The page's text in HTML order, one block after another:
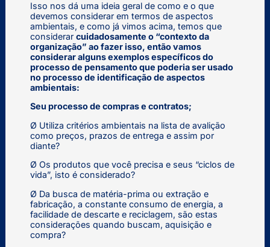
Isso nos dá uma ideia geral de como e o que
devemos considerar em termos de aspectos
ambientais, e como já vimos acima, temos que
considerar cuidadosamente o “contexto da
organização” ao fazer isso, então vamos
considerar alguns exemplos específicos do
processo de pensamento que poderia ser usado
no processo de identificação de aspectos
ambientais:
Seu processo de compras e contratos;
Ø Utiliza critérios ambientais na lista de avalição
como preços, prazos de entrega e assim por
diante?
Ø Os produtos que você precisa e seus “ciclos de
vida”, isto é considerado?
Ø Da busca de matéria-prima ou extração e
fabricação, a constante consumo de energia, a
facilidade de descarte e reciclagem, são estas
considerações quando buscam, aquisição e
compra?